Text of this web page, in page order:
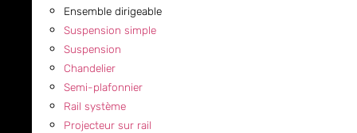
Ensemble dirigeable
Suspension simple
Suspension
Chandelier
Semi-plafonnier
Rail système
Projecteur sur rail